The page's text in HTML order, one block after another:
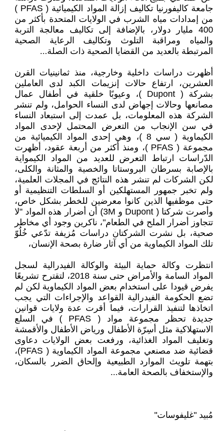
جامعة كاليفورنيا تكاليف إزالة المواد الكيميائية ( PFAS )
من إمدادات مياه الشرب في الولايات المتحدة بأكثر من
400 مليار دولار، بالإضافة إلى تكاليف معالجة التربة
والمياه ومراقبة التلوث وتكاليف الرعاية الصحية
المرتبطة بالعديد من القضايا الصحية ذات الصلة...
أظهرت دراسات داخلية وخارجية، منذ ثمانينيات القرن
العشرين، ارتفاع حالات إنزيمات الكبد لدى العاملين
بشركة ( Dupont )، وعيوبًا خلقية في أطفال عمال
مصانعها وحالات إجهاض لدى النساء الحوامل، ولم تنشر
الشركة هذه المعلومات، بل عمدت إلى استبعاد النساء
في سن الإنجاب من التعرض المحتمل لإحدى المواد
الكيماوية ( سي 8 )، وهي إحدى المواد الكيميائية من
مجموعة ( PFAS )، ومنذ أكثر من أربعة عقود، أظهرت
الدّراسات ارتباط التعرض للعديد من المواد الكيمواية
بالإصابة بسرطان البروستاتا والخصية والمثانة والكلى،
لكن الشركات لم تنشر هذه النتائج في المجلات العلمية،
ولم تخبر جمهور المستهلكين أو السلطات التنظيمية أو
حتى موظفيها الذين كانوا معرضين للخطر بشكل خاص،
وأصرت شركتا ( Dupont و 3M) أن أضرار هذه المواد "لا
تتجاوز أضرار الملح في الطعام"، ناكرين وجود أي مخاطر
صحية، بل نشرت الشركتان دراسات مُزيفة تدّعي خُلُوّ
تلك المواد الكيماوية من أي آثار ضارة بصحة الإنسان،
انتظرت وكالة حماية البيئة والوكالة الفيدرالية لسجل
المواد السامة والأمراض حتى سنة 2018، لتقترح تشريعًا
يفرض قيودا على استخدام بعض المواد الكيماوية لكن لم
تضع الحكومة الفيدرالية القواعد والإجراءات التي يجب
اتخاذها لتنفيذ القرارات، فيما أقرت عدة ولايات قوانين
جديدة تحظر مجموعة مواد ( PFAS ) في السلع
الاستهلاكية مثل أسِرّة الأطفال ورياض الأطفال والأقمشة
وتغليف المواد الغذائية، ورفعت بعض الولايات دعاوى
قضائية ضد مصنعي مجموعة المواد الكيماوية ( PFAS)،
بتهمة تلويث الموارد الطبيعية وإلحاق الضرر بالسكان،
والإستخفاف بالصحة العامة...
مُبيد "غليفوسات"